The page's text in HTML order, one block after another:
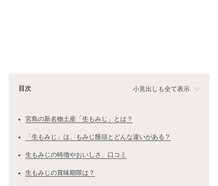
目次 小見出しも全て表示
宮島の新名物土産「生もみじ」とは？
「生もみじ」は、もみじ饅頭とどんな違いがある？
生もみじの特徴やおいしさ、口コミ
生もみじの賞味期限は？